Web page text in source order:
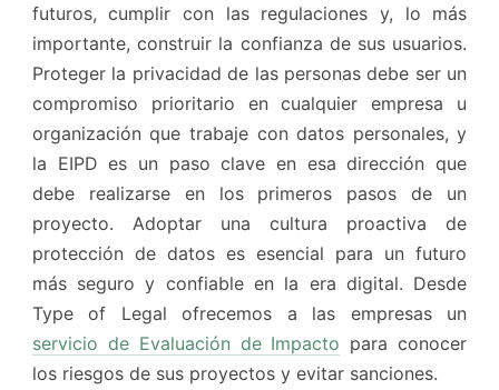
futuros, cumplir con las regulaciones y, lo más
importante, construir la confianza de sus usuarios.
Proteger la privacidad de las personas debe ser un
compromiso prioritario en cualquier empresa u
organización que trabaje con datos personales, y
la EIPD es un paso clave en esa dirección que
debe realizarse en los primeros pasos de un
proyecto. Adoptar una cultura proactiva de
protección de datos es esencial para un futuro
más seguro y confiable en la era digital. Desde
Type of Legal ofrecemos a las empresas un
servicio de Evaluación de Impacto para conocer
los riesgos de sus proyectos y evitar sanciones.